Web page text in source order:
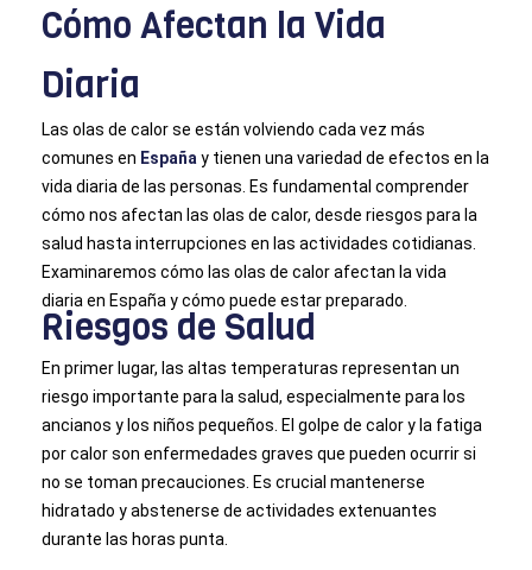
Cómo Afectan la Vida
Diaria
Las olas de calor se están volviendo cada vez más
comunes en España y tienen una variedad de efectos en la
vida diaria de las personas. Es fundamental comprender
cómo nos afectan las olas de calor, desde riesgos para la
salud hasta interrupciones en las actividades cotidianas.
Examinaremos cómo las olas de calor afectan la vida
diaria en España y cómo puede estar preparado.
Riesgos de Salud
En primer lugar, las altas temperaturas representan un
riesgo importante para la salud, especialmente para los
ancianos y los niños pequeños. El golpe de calor y la fatiga
por calor son enfermedades graves que pueden ocurrir si
no se toman precauciones. Es crucial mantenerse
hidratado y abstenerse de actividades extenuantes
durante las horas punta.